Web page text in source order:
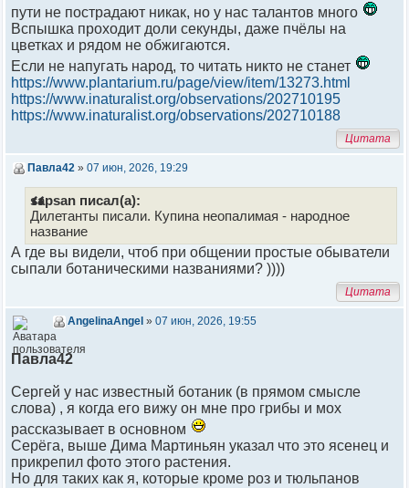
пути не пострадают никак, но у нас талантов много
Вспышка проходит доли секунды, даже пчёлы на
цветках и рядом не обжигаются.
Если не напугать народ, то читать никто не станет
https://www.plantarium.ru/page/view/item/13273.html
https://www.inaturalist.org/observations/202710195
https://www.inaturalist.org/observations/202710188
Цитата
Павла42 » 07 июн, 2026, 19:29
sapsan писал(а):
Дилетанты писали. Купина неопалимая - народное
название
А где вы видели, чтоб при общении простые обыватели
сыпали ботаническими названиями? ))))
Цитата
AngelinaAngel » 07 июн, 2026, 19:55
Павла42
Сергей у нас известный ботаник (в прямом смысле
слова) , я когда его вижу он мне про грибы и мох
рассказывает в основном
Серёга, выше Дима Мартиньян указал что это ясенец и
прикрепил фото этого растения.
Но для таких как я, которые кроме роз и тюльпанов